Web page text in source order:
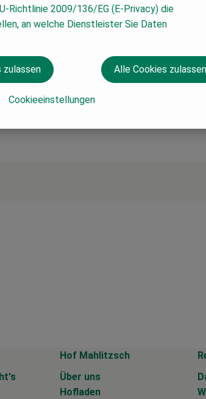
#30573 5,49 €/ 200g
Hof Mahlitzsch
Über uns
Hofladen
Richtlinie 2009/136/EG (E-Privacy) die
an welche Dienstleister Sie Daten
Cookieeinstellungen
zulassen Alle Cookies zulassen